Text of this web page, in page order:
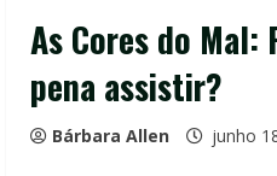
As Cores do Mal:
pena assistir?
Bárbara Allen junho